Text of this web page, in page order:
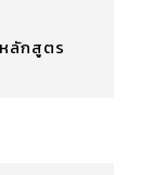
ลักสูตร